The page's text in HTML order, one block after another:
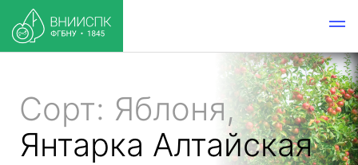
Сорт: Яблоня,
Янтарка Алтайская